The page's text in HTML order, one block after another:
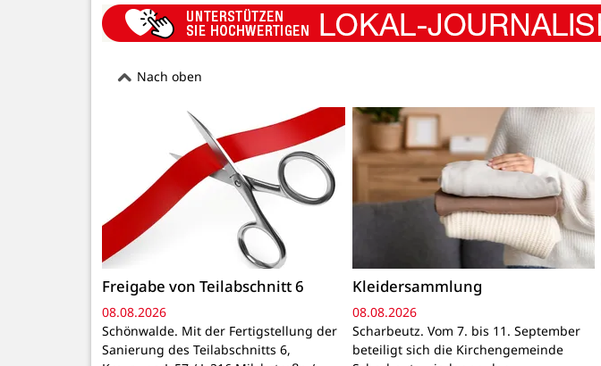
Nach oben
Freigabe von Teilabschnitt 6
08.08.2026
Schönwalde. Mit der Fertigstellung der
Sanierung des Teilabschnitts 6,
Kleidersammlung
08.08.2026
Scharbeutz. Vom 7. bis 11. September
beteiligt sich die Kirchengemeinde